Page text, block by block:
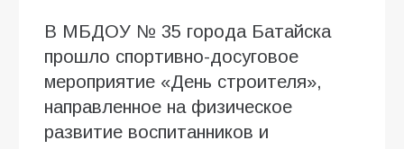
В МБДОУ № 35 города Батайска
прошло спортивно-досуговое
мероприятие «День строителя»,
направленное на физическое
развитие воспитанников и